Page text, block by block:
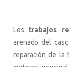
Los trabajos
arenado del
reparación de la